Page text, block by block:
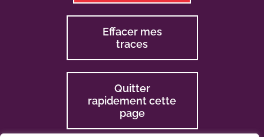
Effacer mes
traces
Quitter
rapidement cette
page